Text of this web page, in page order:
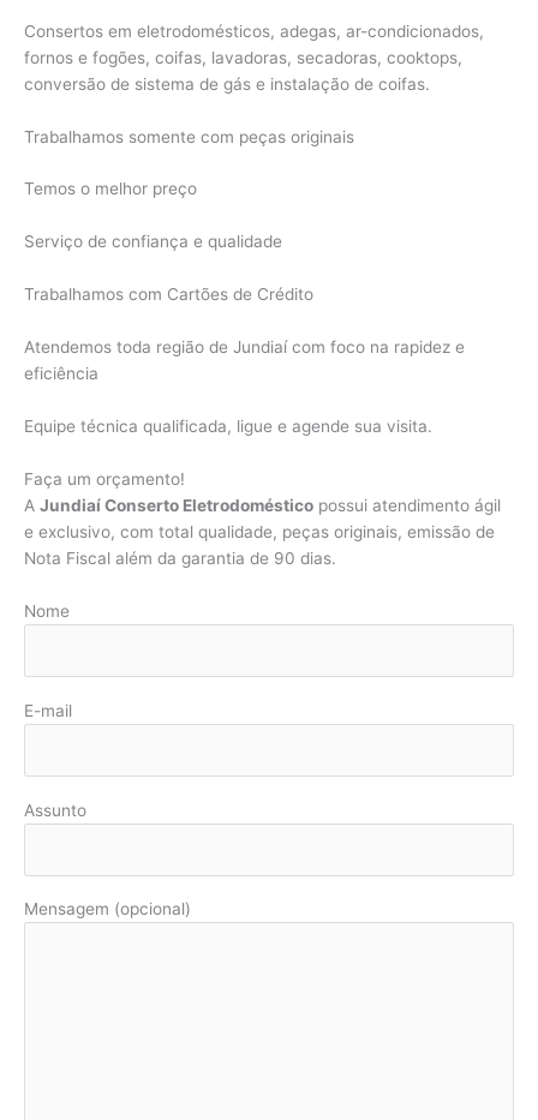
Consertos em eletrodomésticos, adegas, ar-condicionados,
fornos e fogões, coifas, lavadoras, secadoras, cooktops,
conversão de sistema de gás e instalação de coifas.
Trabalhamos somente com peças originais
Temos o melhor preço
Serviço de confiança e qualidade
Trabalhamos com Cartões de Crédito
Atendemos toda região de Jundiaí com foco na rapidez e
eficiência
Equipe técnica qualificada, ligue e agende sua visita.
Faça um orçamento!
A Jundiaí Conserto Eletrodoméstico possui atendimento ágil
e exclusivo, com total qualidade, peças originais, emissão de
Nota Fiscal além da garantia de 90 dias.
Nome
E-mail
Assunto
Mensagem (opcional)